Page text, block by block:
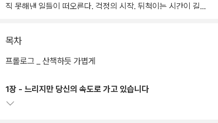
직 못해낸 일들이 떠오른다. 걱정의 시작. 뒤척이는 시간이 길어
된 루틴의 반복. 이 모든 건 어쩌면 오늘을 살아내는 우리 모두의
모습이 아닐까.
튜브 채널 <더 파크>의 정우성 작가 역시 ‘아프지 않으면 쉬지도
못하는 생활’을 십수 년 반복했다. 이 책은 그가 그 과정에서 어떻
목차
프롤로그 _ 산책하듯 가볍게
1장 - 느리지만 당신의 속도로 가고 있습니다